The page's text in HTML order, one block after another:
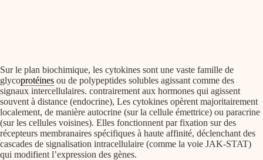
Sur le plan biochimique, les cytokines sont une vaste famille de
glycoprotéines ou de polypeptides solubles agissant comme des
signaux intercellulaires. contrairement aux hormones qui agissent
souvent à distance (endocrine), Les cytokines opèrent majoritairement
localement, de manière autocrine (sur la cellule émettrice) ou paracrine
(sur les cellules voisines). Elles fonctionnent par fixation sur des
récepteurs membranaires spécifiques à haute affinité, déclenchant des
cascades de signalisation intracellulaire (comme la voie JAK-STAT)
qui modifient l’expression des gènes.